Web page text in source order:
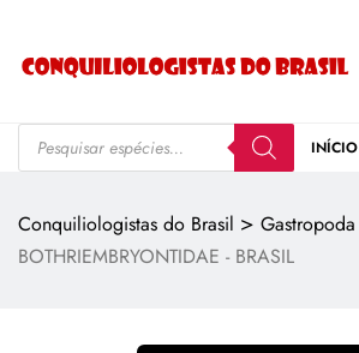
INÍCIO
Conquiliologistas do Brasil > Gastropoda
BOTHRIEMBRYONTIDAE - BRASIL